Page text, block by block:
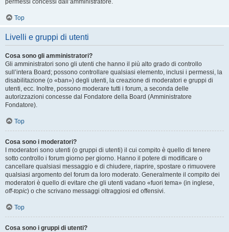
permessi concessi dall’amministratore.
Top
Livelli e gruppi di utenti
Cosa sono gli amministratori?
Gli amministratori sono gli utenti che hanno il più alto grado di controllo
sull’intera Board; possono controllare qualsiasi elemento, inclusi i permessi, la
disabilitazione (o «ban») degli utenti, la creazione di moderatori e gruppi di
utenti, ecc. Inoltre, possono moderare tutti i forum, a seconda delle
autorizzazioni concesse dal Fondatore della Board (Amministratore
Fondatore).
Top
Cosa sono i moderatori?
I moderatori sono utenti (o gruppi di utenti) il cui compito è quello di tenere
sotto controllo i forum giorno per giorno. Hanno il potere di modificare o
cancellare qualsiasi messaggio e di chiudere, riaprire, spostare o rimuovere
qualsiasi argomento del forum da loro moderato. Generalmente il compito dei
moderatori è quello di evitare che gli utenti vadano «fuori tema» (in inglese,
off-topic) o che scrivano messaggi oltraggiosi ed offensivi.
Top
Cosa sono i gruppi di utenti?